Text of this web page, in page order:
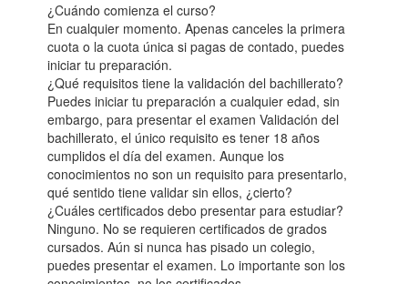
¿Cuándo comienza el curso?
En cualquier momento. Apenas canceles la primera
cuota o la cuota única si pagas de contado, puedes
iniciar tu preparación.
¿Qué requisitos tiene la validación del bachillerato?
Puedes iniciar tu preparación a cualquier edad, sin
embargo, para presentar el examen Validación del
bachillerato, el único requisito es tener 18 años
cumplidos el día del examen. Aunque los
conocimientos no son un requisito para presentarlo,
qué sentido tiene validar sin ellos, ¿cierto?
¿Cuáles certificados debo presentar para estudiar?
Ninguno. No se requieren certificados de grados
cursados. Aún si nunca has pisado un colegio,
puedes presentar el examen. Lo importante son los